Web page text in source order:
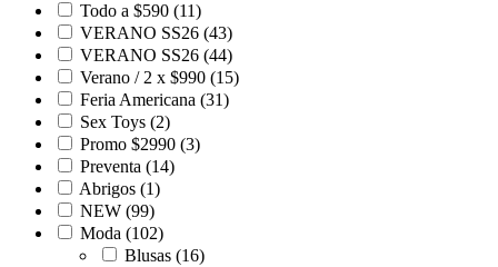
Todo a $590 (11)
VERANO SS26 (43)
VERANO SS26 (44)
Verano / 2 x $990 (15)
Feria Americana (31)
Sex Toys (2)
Promo $2990 (3)
Preventa (14)
Abrigos (1)
NEW (99)
Moda (102)
Blusas (16)